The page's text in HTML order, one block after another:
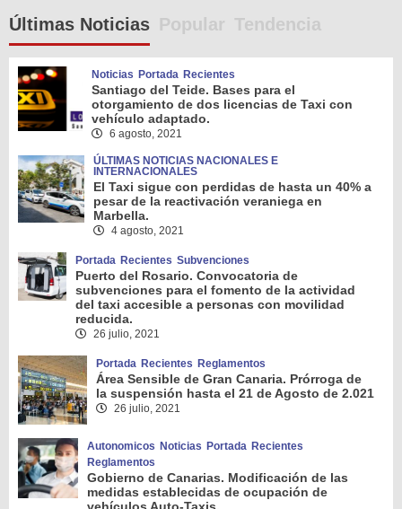
Últimas Noticias Popular Tendencia
Noticias Portada Recientes
Santiago del Teide. Bases para el
otorgamiento de dos licencias de Taxi con
vehículo adaptado.
6 agosto, 2021
ÚLTIMAS NOTICIAS NACIONALES E
INTERNACIONALES
El Taxi sigue con perdidas de hasta un 40% a
pesar de la reactivación veraniega en
Marbella.
4 agosto, 2021
Portada Recientes Subvenciones
Puerto del Rosario. Convocatoria de
subvenciones para el fomento de la actividad
del taxi accesible a personas con movilidad
reducida.
26 julio, 2021
Portada Recientes Reglamentos
Área Sensible de Gran Canaria. Prórroga de
la suspensión hasta el 21 de Agosto de 2.021
26 julio, 2021
Autonomicos Noticias Portada Recientes
Reglamentos
Gobierno de Canarias. Modificación de las
medidas establecidas de ocupación de